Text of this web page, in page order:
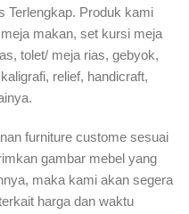
Terlengkap. Produk kami
makan, set kursi meja
tolet/ meja rias, gebyok,
relief, handicraft,
furniture custome sesuai
gambar mebel yang
maka kami akan segera
harga dan waktu